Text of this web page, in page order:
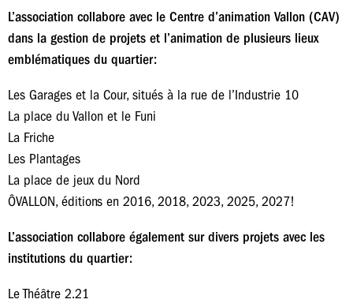
L’association collabore avec le Centre d’animation Vallon (CAV)
dans la gestion de projets et l’animation de plusieurs lieux
emblématiques du quartier:
Les Garages et la Cour, situés à la rue de l’Industrie 10
La place du Vallon et le Funi
La Friche
Les Plantages
La place de jeux du Nord
ÔVALLON, éditions en 2016, 2018, 2023, 2025, 2027!
L’association collabore également sur divers projets avec les
institutions du quartier:
Le Théâtre 2.21